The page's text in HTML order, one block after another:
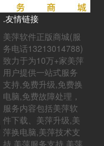
.友情链接
美萍软件正版商城(服
务电话13213014788)
致力于为10万+家美萍
用户提供一站式服务
支持,免费升级,免费换
电脑,免费故障处理，
服务内容包括美萍软
件下载、美萍升级,美
萍换电脑,美萍技术支